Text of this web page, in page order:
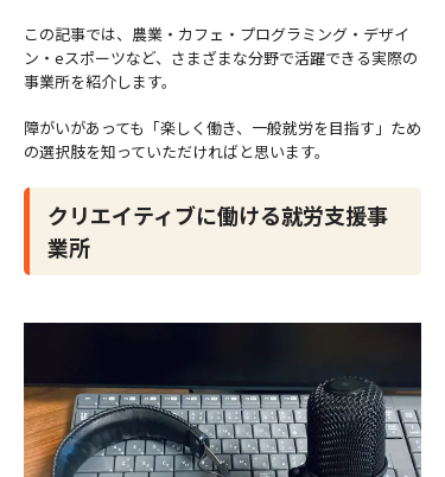
この記事では、農業・カフェ・プログラミング・デザイ
ン・eスポーツなど、さまざまな分野で活躍できる実際の
事業所を紹介します。
障がいがあっても「楽しく働き、一般就労を目指す」ため
の選択肢を知っていただければと思います。
クリエイティブに働ける就労支援事
業所